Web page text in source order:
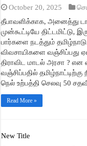
October 20, 2025
தீபாவளிக்காக, அனைத்து
முன்கூட்டியே திட்டமிட்டு,
பார்களை நடத்தும்
விவசாயிகளை வஞ்சிப்பது
திராவிட மாடல் அரசா ?
வஞ்சிப்பதில் தமிழ்நாட்டிற்கு
நெல் உற்பத்தி செலவு 50
Read More »
New Title